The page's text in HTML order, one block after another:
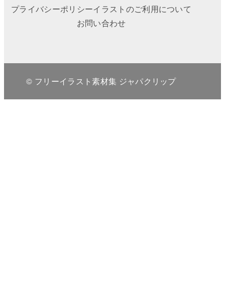
プライバシーポリシーイラストのご利用について
お問い合わせ
© フリーイラスト素材集 ジャパクリップ